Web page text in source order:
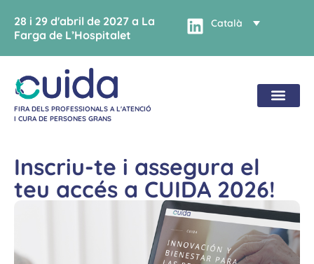
28 i 29 d'abril de 2027 a La
Farga de L’Hospitalet
Català
FIRA DELS PROFESSIONALS A L'ATENCIÓ
I CURA DE PERSONES GRANS
Inscriu-te i assegura el
teu accés a CUIDA 2026!